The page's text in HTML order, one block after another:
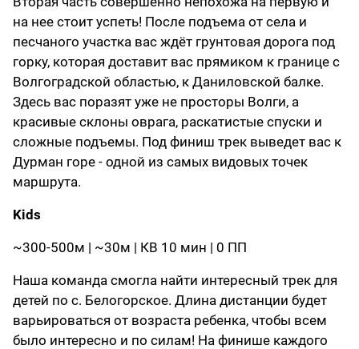
на нее стоит успеть! После подъема от села и
песчаного участка вас ждёт грунтовая дорога под
горку, которая доставит вас прямиком к границе с
Волгоградской областью, к Даниловской балке.
Здесь вас поразят уже не просторы Волги, а
красивые склоны оврага, раскатистые спуски и
сложные подъемы. Под финиш трек выведет вас к
Дурман горе - одной из самых видовых точек
маршрута.
Kids
~300-500м | ~30м | КВ 10 мин | 0 ПП
Наша команда смогла найти интересный трек для
детей по с. Белогорское. Длина дистанции будет
варьироваться от возраста ребенка, чтобы всем
было интересно и по силам! На финише каждого